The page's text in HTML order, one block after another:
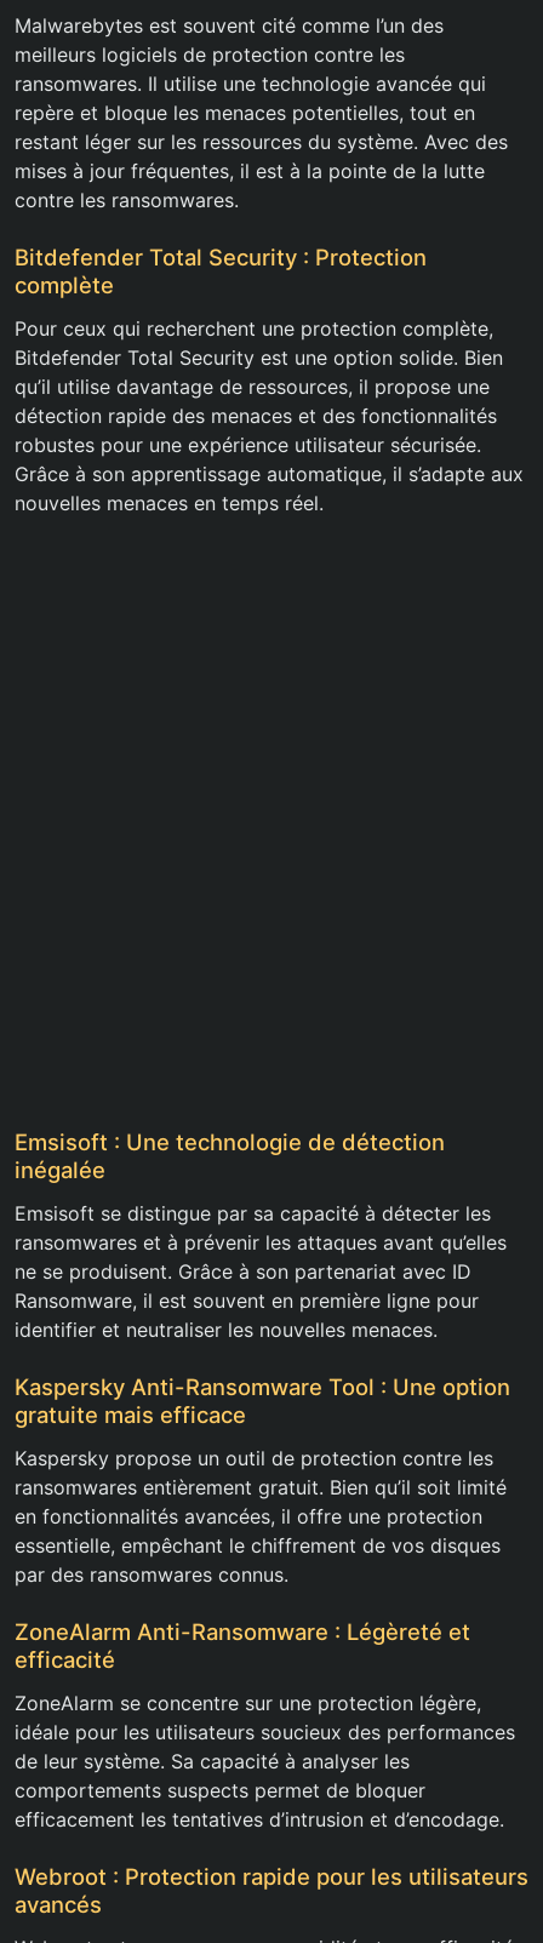
Malwarebytes est souvent cité comme l’un des
meilleurs logiciels de protection contre les
ransomwares. Il utilise une technologie avancée qui
repère et bloque les menaces potentielles, tout en
restant léger sur les ressources du système. Avec des
mises à jour fréquentes, il est à la pointe de la lutte
contre les ransomwares.
Bitdefender Total Security : Protection
complète
Pour ceux qui recherchent une protection complète,
Bitdefender Total Security est une option solide. Bien
qu’il utilise davantage de ressources, il propose une
détection rapide des menaces et des fonctionnalités
robustes pour une expérience utilisateur sécurisée.
Grâce à son apprentissage automatique, il s’adapte aux
nouvelles menaces en temps réel.
Emsisoft : Une technologie de détection
inégalée
Emsisoft se distingue par sa capacité à détecter les
ransomwares et à prévenir les attaques avant qu’elles
ne se produisent. Grâce à son partenariat avec ID
Ransomware, il est souvent en première ligne pour
identifier et neutraliser les nouvelles menaces.
Kaspersky Anti-Ransomware Tool : Une option
gratuite mais efficace
Kaspersky propose un outil de protection contre les
ransomwares entièrement gratuit. Bien qu’il soit limité
en fonctionnalités avancées, il offre une protection
essentielle, empêchant le chiffrement de vos disques
par des ransomwares connus.
ZoneAlarm Anti-Ransomware : Légèreté et
efficacité
ZoneAlarm se concentre sur une protection légère,
idéale pour les utilisateurs soucieux des performances
de leur système. Sa capacité à analyser les
comportements suspects permet de bloquer
efficacement les tentatives d’intrusion et d’encodage.
Webroot : Protection rapide pour les utilisateurs
avancés